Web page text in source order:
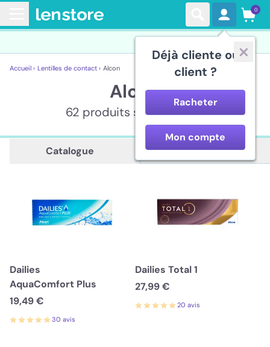
Déjà cliente ou
client ?
Racheter
Mon compte
0
Accueil › Lentilles de contact › Alcon
Alcon
62 produits sont affichés
Catalogue Description
Dailies
AquaComfort Plus
19,49 €
30 avis
Dailies Total 1
27,99 €
20 avis